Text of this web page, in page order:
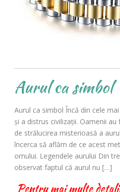
Aurul ca simbol
Aurul ca simbol Încă din cele
şi a distrus civilizaţii. Oamenii
de strălucirea misterioasă a
încerca să aflăm de ce acest
omului. Legendele aurului Din
observat faptul că aurul nu […]
Pentru mai multe